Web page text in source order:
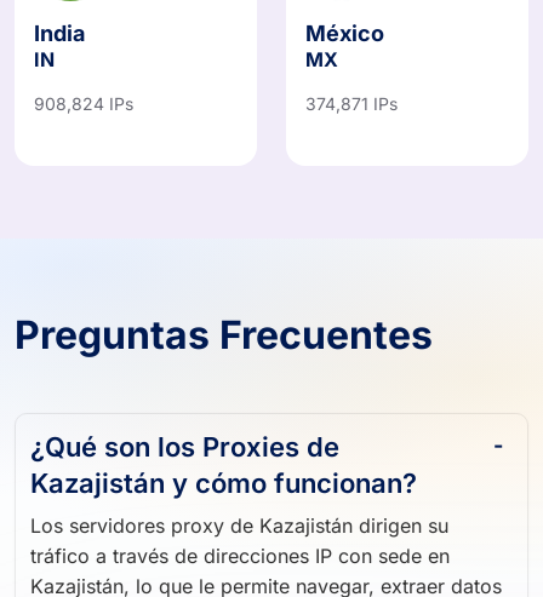
India
IN
908,824 IPs
México
MX
374,871 IPs
Preguntas Frecuentes
¿Qué son los Proxies de
Kazajistán y cómo funcionan?
Los servidores proxy de Kazajistán dirigen su
tráfico a través de direcciones IP con sede en
Kazajistán, lo que le permite navegar, extraer datos